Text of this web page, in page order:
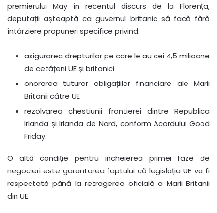
premierului May în recentul discurs de la Florența,
deputații așteaptă ca guvernul britanic să facă fără
întârziere propuneri specifice privind:
asigurarea drepturilor pe care le au cei 4,5 milioane
de cetățeni UE și britanici
onorarea tuturor obligațiilor financiare ale Marii
Britanii către UE
rezolvarea chestiunii frontierei dintre Republica
Irlanda și Irlanda de Nord, conform Acordului Good
Friday.
O altă condiție pentru încheierea primei faze de
negocieri este garantarea faptului că legislația UE va fi
respectată până la retragerea oficială a Marii Britanii
din UE.